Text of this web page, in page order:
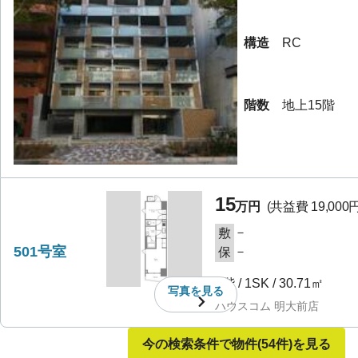
構造 RC
階数 地上15階
501号室
写真を見る
15万円 (共益費 19,000円
敷 －
保 －
5階/ 1SK /30.71㎡
ハウスコム 明大前店
今の検索条件で物件(54件)を見る